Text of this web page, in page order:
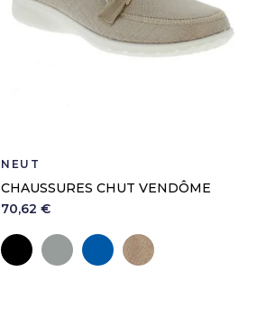
NEUT
CHAUSSURES CHUT VENDÔME
70,62 €
Noir Gris Marine